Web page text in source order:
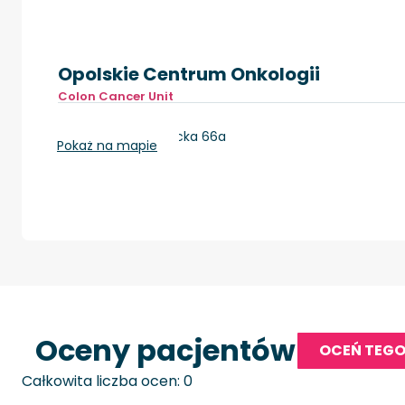
Opolskie Centrum Onkologii
Colon Cancer Unit
Opole, ul. Katowicka 66a
Pokaż na mapie
Oceny pacjentów
OCEŃ
Całkowita liczba ocen: 0